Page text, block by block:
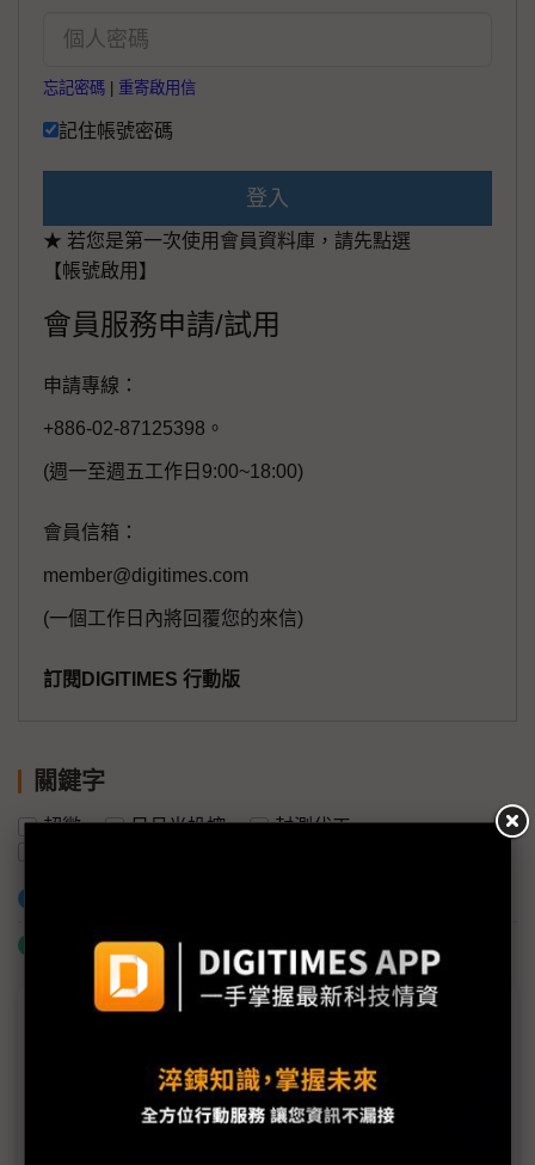
忘記密碼 重寄啟用信
記住帳號密碼
登入
★ 若您是第一次使用會員資料庫，請先點選
【帳號啟用】
會員服務申請/試用
申請專線：
+886-02-87125398。
(週一至週五工作日9:00~18:00)
會員信箱：
member@digitimes.com
(一個工作日內將回覆您的來信)
訂閱DIGITIMES 行動版
關鍵字
超微 日月光投控
封測代工
什麼是「關鍵字追蹤」
議題精選－東方矽谷轉骨進行式
東方矽谷再升級 檳城的先進封測之路（一）
馬來西亞IC設計大戰略 雪蘭莪、砂勞越、檳城三箭